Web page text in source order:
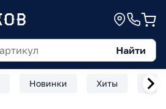
Найти
Новинки Хиты